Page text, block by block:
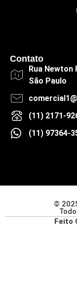
Contato
Rua Newton
São Paulo
(11) 2171-
(11) 97364-
©
Feito